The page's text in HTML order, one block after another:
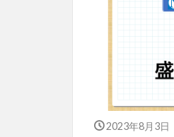
2023年8月3日